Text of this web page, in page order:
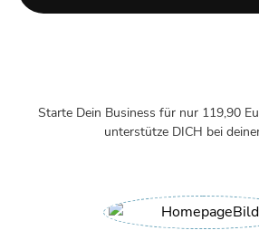
Starte Dein Business für nur 119,90
unterstütze DICH bei